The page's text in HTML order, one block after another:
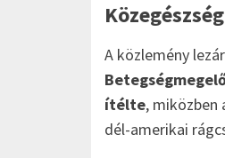
A közlemény
ítélte,
dél-amerikai